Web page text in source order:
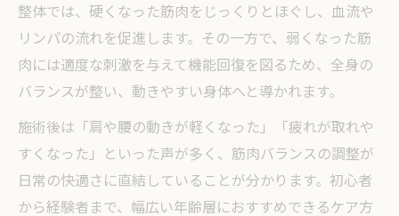
整体では、硬くなった筋肉をじっくりとほぐし、血流や
リンパの流れを促進します。その一方で、弱くなった筋
肉には適度な刺激を与えて機能回復を図るため、全身の
バランスが整い、動きやすい身体へと導かれます。
施術後は「肩や腰の動きが軽くなった」「疲れが取れや
すくなった」といった声が多く、筋肉バランスの調整が
日常の快適さに直結していることが分かります。初心者
から経験者まで、幅広い年齢層におすすめできるケア方